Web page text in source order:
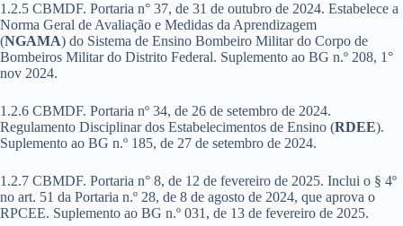
1.2.5 CBMDF. Portaria n° 37, de 31 de outubro de 2024. Estabelece a
Norma Geral de Avaliação e Medidas da Aprendizagem
(NGAMA) do Sistema de Ensino Bombeiro Militar do Corpo de
Bombeiros Militar do Distrito Federal. Suplemento ao BG n.º 208, 1°
nov 2024.
1.2.6 CBMDF. Portaria nº 34, de 26 de setembro de 2024.
Regulamento Disciplinar dos Estabelecimentos de Ensino (RDEE).
Suplemento ao BG n.º 185, de 27 de setembro de 2024.
1.2.7 CBMDF. Portaria n° 8, de 12 de fevereiro de 2025. Inclui o § 4º
no art. 51 da Portaria n.º 28, de 8 de agosto de 2024, que aprova o
RPCEE. Suplemento ao BG n.º 031, de 13 de fevereiro de 2025.